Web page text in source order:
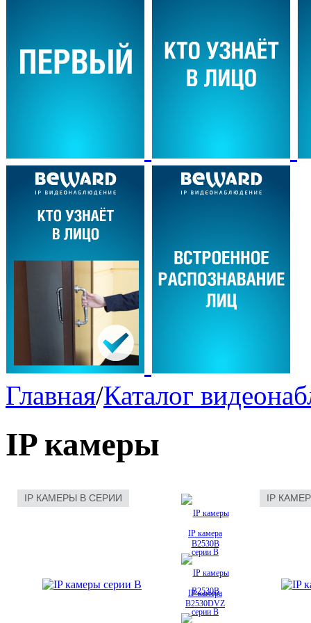
Главная/Каталог
IP камеры
IP КАМЕРЫ B СЕРИИ
IP камера
B2530B
IP камера
B2530DVZ
IP